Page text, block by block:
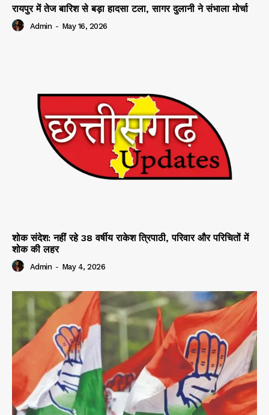
रायपुर में तेज बारिश से बड़ा हादसा टला, सागर दुलानी ने संभाला मोर्चा
Admin - May 16, 2026
शोक संदेश: नहीं रहे 38 वर्षीय राकेश त्रिपाठी, परिवार और परिचितों में
शोक की लहर
Admin - May 4, 2026